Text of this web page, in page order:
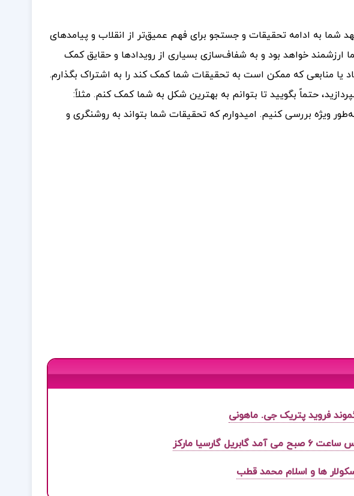
شما به ادامه تحقیقات و جستجو برای فهم عمیق‌تر از انقلاب و پیامدهای
خواهد بود و به شفاف‌سازی بسیاری از رویدادها و حقایق کمک
یا منابعی که ممکن است به تحقیقات شما کمک کند را به اشتراک بگذارم.
حتماً بگویید تا بتوانم به بهترین شکل به شما کمک کنم. مثلاً:
ویژه بررسی کنیم. امیدوارم که تحقیقات شما بتواند به روشنگری و
فروید پتریک جی. ماهونی
گارسیا مارکز
ها و اسلام محمد قطب